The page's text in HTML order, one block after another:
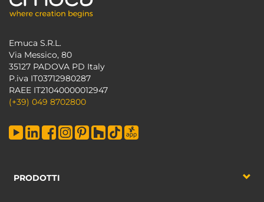
Emuca S.R.L.
Via Messico, 80
35127 PADOVA PD Italy
P.iva IT03712980287
RAEE IT21040000012947
(+39) 049 8702800
PRODOTTI